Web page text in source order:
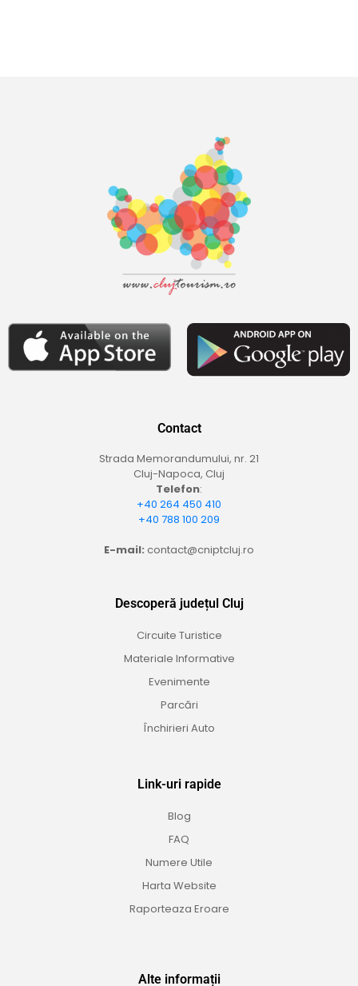
Contact
Strada Memorandumului, nr. 21
Cluj-Napoca, Cluj
Telefon:
+40 264 450 410
+40 788 100 209
E-mail: contact@cniptcluj.ro
Descoperă județul Cluj
Circuite Turistice
Materiale Informative
Evenimente
Parcări
Închirieri Auto
Link-uri rapide
Blog
FAQ
Numere Utile
Harta Website
Raporteaza Eroare
Alte informații